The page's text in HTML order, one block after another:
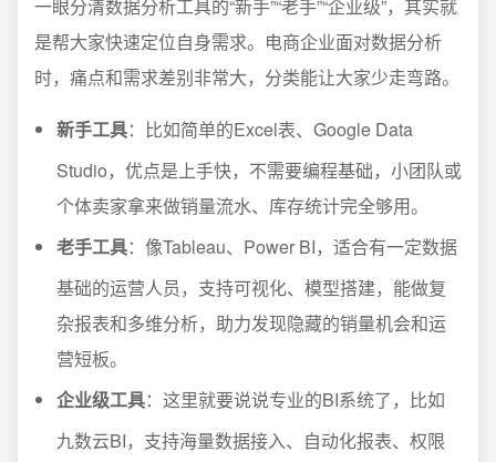
一眼分清数据分析工具的“新手”“老手”“企业级”，其实就
是帮大家快速定位自身需求。电商企业面对数据分析
时，痛点和需求差别非常大，分类能让大家少走弯路。
新手工具：比如简单的Excel表、Google Data
Studio，优点是上手快，不需要编程基础，小团队或
个体卖家拿来做销量流水、库存统计完全够用。
老手工具：像Tableau、Power BI，适合有一定数据
基础的运营人员，支持可视化、模型搭建，能做复
杂报表和多维分析，助力发现隐藏的销量机会和运
营短板。
企业级工具：这里就要说说专业的BI系统了，比如
九数云BI，支持海量数据接入、自动化报表、权限